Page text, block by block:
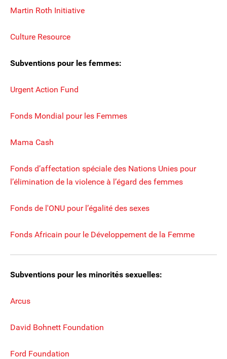
Martin Roth Initiative
Culture Resource
Subventions pour les femmes:
Urgent Action Fund
Fonds Mondial pour les Femmes
Mama Cash
Fonds d’affectation spéciale des Nations Unies pour
l’élimination de la violence à l’égard des femmes
Fonds de l'ONU pour l’égalité des sexes
Fonds Africain pour le Développement de la Femme
Subventions pour les minorités sexuelles:
Arcus
David Bohnett Foundation
Ford Foundation